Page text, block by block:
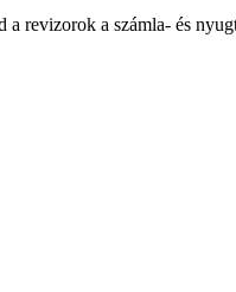
revizorok a számla- és